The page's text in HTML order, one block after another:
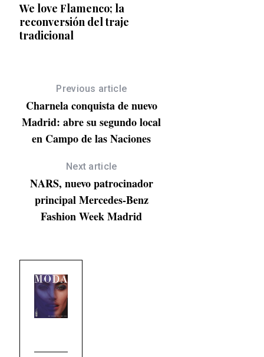
We love Flamenco; la
reconversión del traje
tradicional
Previous article
Charnela conquista de nuevo
Madrid: abre su segundo local
en Campo de las Naciones
Next article
NARS, nuevo patrocinador
principal Mercedes-Benz
Fashion Week Madrid